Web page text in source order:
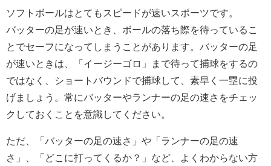
ソフトボールはとてもスピードが速いスポーツです。
バッターの足が速いとき、ボールの落ち際を待っているこ
とでセーフになってしまうことがあります。バッターの足
が速いときは、「イージーゴロ」まで待って捕球をするの
ではなく、ショートバウンドで捕球して、素早く一塁に投
げましょう。常にバッターやランナーの足の速さをチェッ
クしておくことを意識してください。
ただ、「バッターの足の速さ」や「ランナーの足の速
さ」、「どこに打ってくるか？」など、よくわからない方